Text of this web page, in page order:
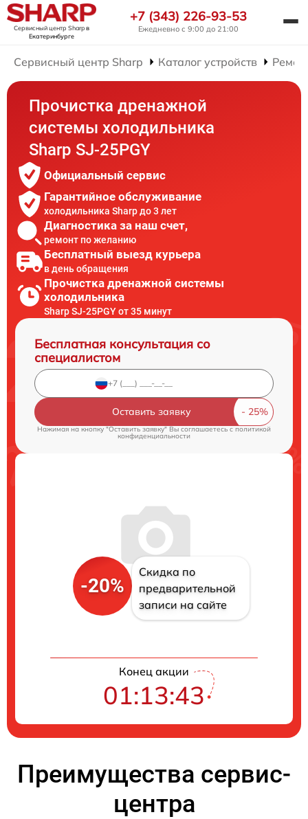
Сервисный центр Sharpв
Екатеринбурге
+7 (343) 226-93-53
Ежедневно с 9:00 до 21:00
Сервисный центр Sharp Каталог устройств
Прочистка дренажной
системы холодильника
Sharp SJ-25PGY
Официальный сервис
Гарантийное обслуживание
холодильника Sharp до 3 лет
Диагностика за наш счет,
ремонт по желанию
Бесплатный выезд курьера
в день обращения
Прочистка дренажной системы
холодильника
Sharp SJ-25PGY от 35 минут
Бесплатная консультация со
специалистом
Оставить заявку
Нажимая на кнопку "Оставить заявку" Вы соглашаетесь cполитикой
конфиденциальности
-20%
Скидка по
предварительной
записи на сайте
Конец акции
01:13:42
Преимущества сервис-
центра